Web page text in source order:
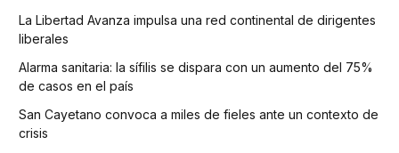
La Libertad Avanza impulsa una red continental de dirigentes
liberales
Alarma sanitaria: la sífilis se dispara con un aumento del 75%
de casos en el país
San Cayetano convoca a miles de fieles ante un contexto de
crisis